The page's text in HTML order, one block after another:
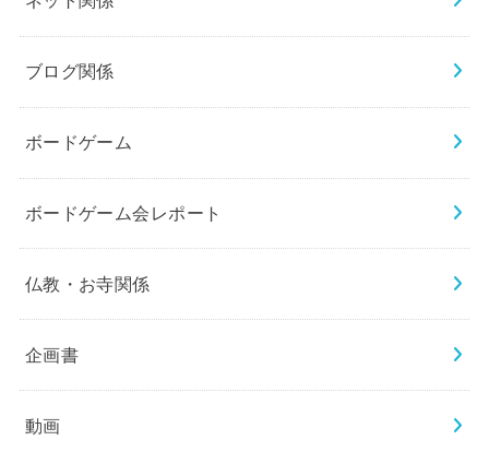
ブログ関係
ボードゲーム
ボードゲーム会レポート
仏教・お寺関係
企画書
動画